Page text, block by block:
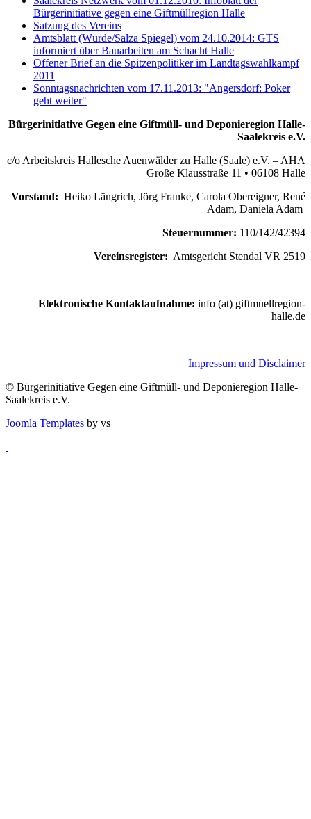
Bürgerinitiative gegen eine Giftmüllregion Halle
Satzung des Vereins
Amtsblatt (Würde/Salza Spiegel) vom 24.10.2014: GTS
informiert über Bauarbeiten am Schacht Halle
Offener Brief an die Spitzenpolitiker im Landtagswahlkampf
2011
Sonntagsnachrichten vom 17.11.2013: "Angersdorf: Poker
geht weiter"
Bürgerinitiative Gegen eine Giftmüll- und Deponieregion Halle-
Saalekreis e.V.
c/o Arbeitskreis Hallesche Auenwälder zu Halle (Saale) e.V. – AHA
Große Klausstraße 11 • 06108 Halle
Vorstand: Heiko Längrich, Jörg Franke, Carola Obereigner, René
Adam, Daniela Adam
Steuernummer: 110/142/42394
Vereinsregister: Amtsgericht Stendal VR 2519
Elektronische Kontaktaufnahme: info (at) giftmuellregion-
halle.de
Impressum und Disclaimer
© Bürgerinitiative Gegen eine Giftmüll- und Deponieregion Halle-
Saalekreis e.V.
Joomla Templates by vs